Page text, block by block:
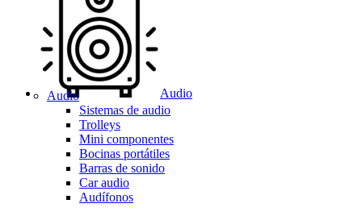
Audio
Audio
Sistemas de audio
Trolleys
Mini componentes
Bocinas portátiles
Barras de sonido
Car audio
Audífonos